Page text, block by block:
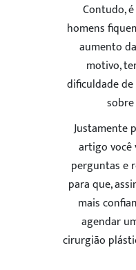
Contudo,
homens
aumento
motivo,
dificuldade
Justamente
artigo você
perguntas e
para que,
mais
agendar
cirurgião